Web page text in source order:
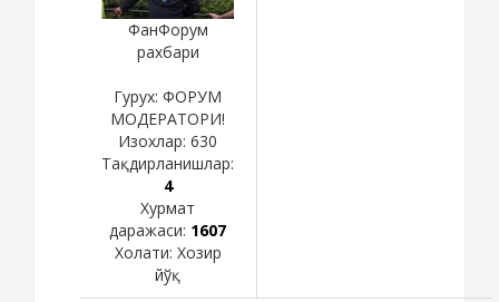
ФанФорум
рахбари
Гурух: ФОРУМ
МОДЕРАТОРИ!
Изохлар: 630
Тақдирланишлар:
4
Хурмат
даражаси: 1607
Холати: Хозир
йўқ